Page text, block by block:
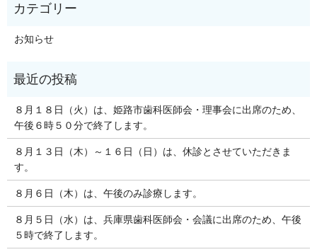
お知らせ
８月１８日（火）は、姫路市歯科医師会・理事会に出席のため、
午後６時５０分で終了します。
８月１３日（木）～１６日（日）は、休診とさせていただきま
す。
８月６日（木）は、午後のみ診療します。
８月５日（水）は、兵庫県歯科医師会・会議に出席のため、午後
５時で終了します。